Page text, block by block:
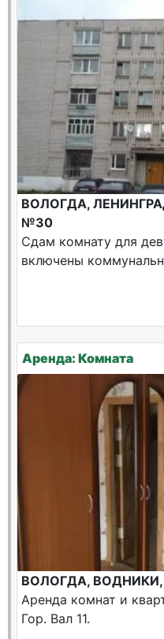
ВОЛОГДА,
№30
Сдам комнату для
включены
Аренда: Комната
ВОЛОГДА,
Аренда комнат и
Гор. Вал 11.